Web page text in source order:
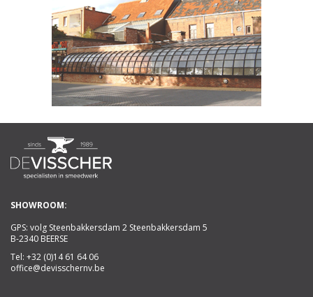
SHOWROOM:
GPS: volg Steenbakkersdam 2 Steenbakkersdam 5
B-2340 BEERSE
Tel: +32 (0)14 61 64 06
office@devisschernv.be